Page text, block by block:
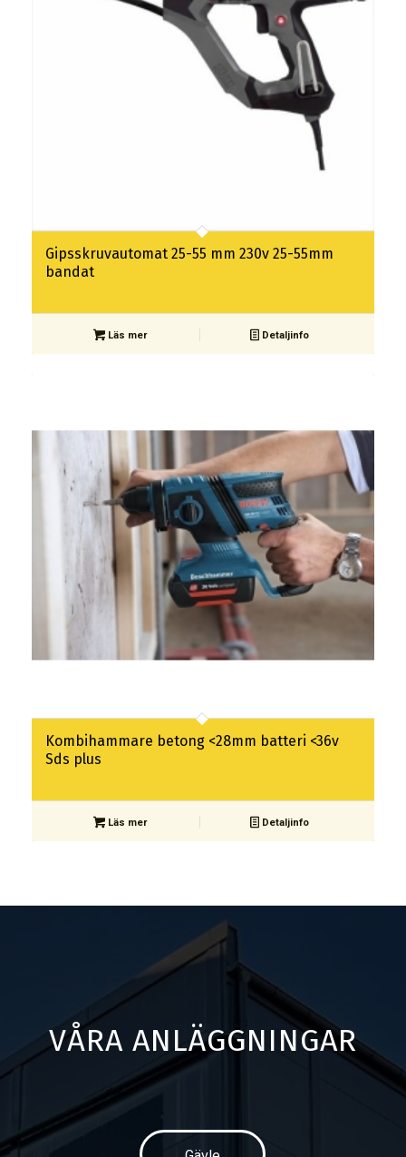
Gipsskruvautomat 25-55 mm 230v 25-55mm
bandat
Läs mer Detaljinfo
Kombihammare betong <28mm batteri <36v
Sds plus
Läs mer Detaljinfo
VÅRA ANLÄGGNINGAR